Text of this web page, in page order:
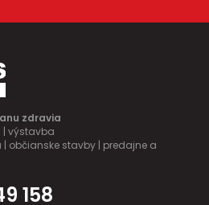
zdravia
| výstavba
občianske stavby | predajne a
158